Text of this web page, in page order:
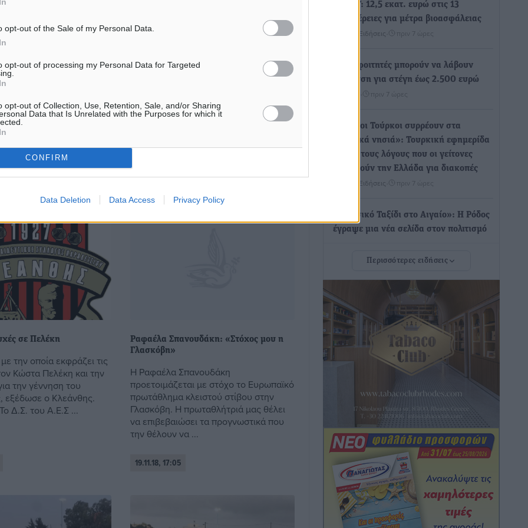
opt-out of the Sale of my Personal Data.
opt-out of processing my Personal Data for Targeted
opt-out of Collection, Use, Retention, Sale, and/or Sharing
Data that Is Unrelated with the Purposes for which it
CONFIRM
Data Deletion Data Access Privacy Policy
Πέμπτη το ντέρμπι
Νοεμβρίου θα ανοίξει η
αγωνιστικής του
της Β’ Κατηγορίας
καθώς στις 12:00 το
γήπεδο της Τήλου ο
Αύριο στις 11:30 το πρωί στο γήπεδο
υποδεχθεί την Ασπίδα Σαλάκου στο
παιχνίδι που θα ολοκληρώσει το
πρόγραμμα της 5ης αγωνιστικής του ...
σε Πελέκη
την οποία εκφράζει τις
Κώστα Πελέκη και την
την γέννηση του
εξέδωσε ο Κλεάνθης.
Δ.Σ. του Α.Ε.Σ ...
Ραφαέλα Σπανουδάκη: «Στόχος μου η
Γλασκόβη»
Η Ραφαέλα Σπανουδάκη
προετοιμάζεται με στόχο το Ευρωπαϊκό
πρωτάθλημα κλειστού στίβου στην
Γλασκόβη. Η πρωταθλήτριά μας θέλει
να επιβεβαιώσει τα προγνωστικά που
την θέλουν να ...
19.11.18, 17:05
ΥΠΑΑΤ: 12,5 εκατ. ευρώ στις 13
Περιφέρειες για μέτρα βιοασφάλειας
Τοπικές Ειδήσεις πριν 7 ώρες
Ποιοι φοιτητές μπορούν να λάβουν
ενίσχυση για στέγη έως 2.500 ευρώ
πριν 7 ώρες
«Γιατί οι Τούρκοι συρρέουν στα
ελληνικά νησιά»: Τουρκική εφημερίδα
εξηγεί τους λόγους που οι γείτονες
προτιμούν την Ελλάδα για διακοπές
Τοπικές Ειδήσεις πριν 7 ώρες
«Μουσικό Ταξίδι στο Αιγαίο»: Η Ρόδος
έγραψε μια νέα σελίδα στον πολιτισμό
Νοσοκομείου Ρόδου και αντιμετώπιση
των ελλείψεων προσωπικού
ανακοίνωσε ο Άδωνις Γεωργιάδης
Τοπικές Ειδήσεις•
Iατρικός Σύλλογος Ροδου προς Α.
Γεωργιάδη: Στρατηγικές Προτάσεις για
την Ενίσχυση της Δημόσιας Υγείας στη
Νησιωτική Ελλάδα και στα
Νοσοκομεία της Γ΄ Ζώνης
Τοπικές Ειδήσεις• πριν 8 ώρες
Πάνθηρες: Ξεκίνησαν αισιόδοξοι για
την παρθενική “πτήση” τους
Αθλητικά• πριν 8 ώρες
Περισσότερες ειδήσεις